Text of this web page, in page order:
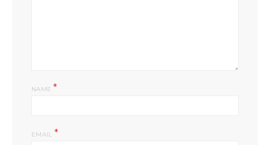
NAME*
EMAIL *